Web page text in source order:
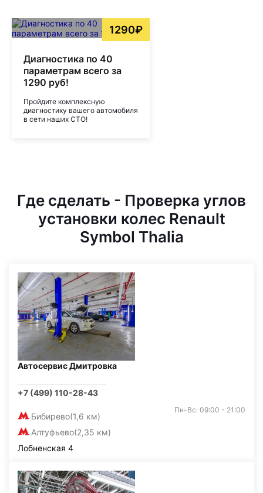
1290₽
Диагностика по 40
параметрам всего за
1290 руб!
Пройдите комплексную
диагностику вашего автомобиля
в сети наших СТО!
Где сделать - Проверка углов
установки колес Renault
Symbol Thalia
Автосервис Дмитровка
+7 (499) 110-28-43
Бибирево(1,6 км)
Алтуфьево(2,35 км)
Пн-Вс: 09:00 - 21:00
Лобненская 4